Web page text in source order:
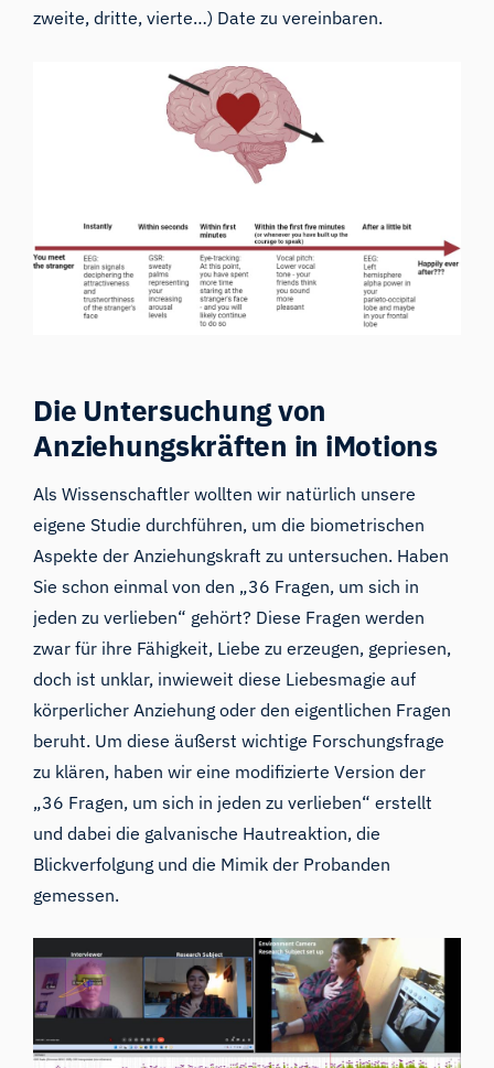
zweite, dritte, vierte…) Date zu vereinbaren.
Die Untersuchung von
Anziehungskräften in iMotions
Als Wissenschaftler wollten wir natürlich unsere
eigene Studie durchführen, um die biometrischen
Aspekte der Anziehungskraft zu untersuchen. Haben
Sie schon einmal von den „36 Fragen, um sich in
jeden zu verlieben“ gehört? Diese Fragen werden
zwar für ihre Fähigkeit, Liebe zu erzeugen, gepriesen,
doch ist unklar, inwieweit diese Liebesmagie auf
körperlicher Anziehung oder den eigentlichen Fragen
beruht. Um diese äußerst wichtige Forschungsfrage
zu klären, haben wir eine modifizierte Version der
„36 Fragen, um sich in jeden zu verlieben“ erstellt
und dabei die galvanische Hautreaktion, die
Blickverfolgung und die Mimik der Probanden
gemessen.